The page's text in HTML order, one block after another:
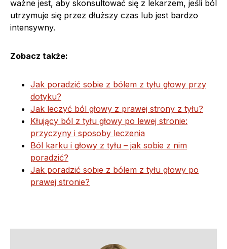
ważne jest, aby skonsultować się z lekarzem, jeśli ból
utrzymuje się przez dłuższy czas lub jest bardzo
intensywny.
Zobacz także:
Jak poradzić sobie z bólem z tyłu głowy przy
dotyku?
Jak leczyć ból głowy z prawej strony z tyłu?
Kłujący ból z tyłu głowy po lewej stronie:
przyczyny i sposoby leczenia
Ból karku i głowy z tyłu – jak sobie z nim
poradzić?
Jak poradzić sobie z bólem z tyłu głowy po
prawej stronie?